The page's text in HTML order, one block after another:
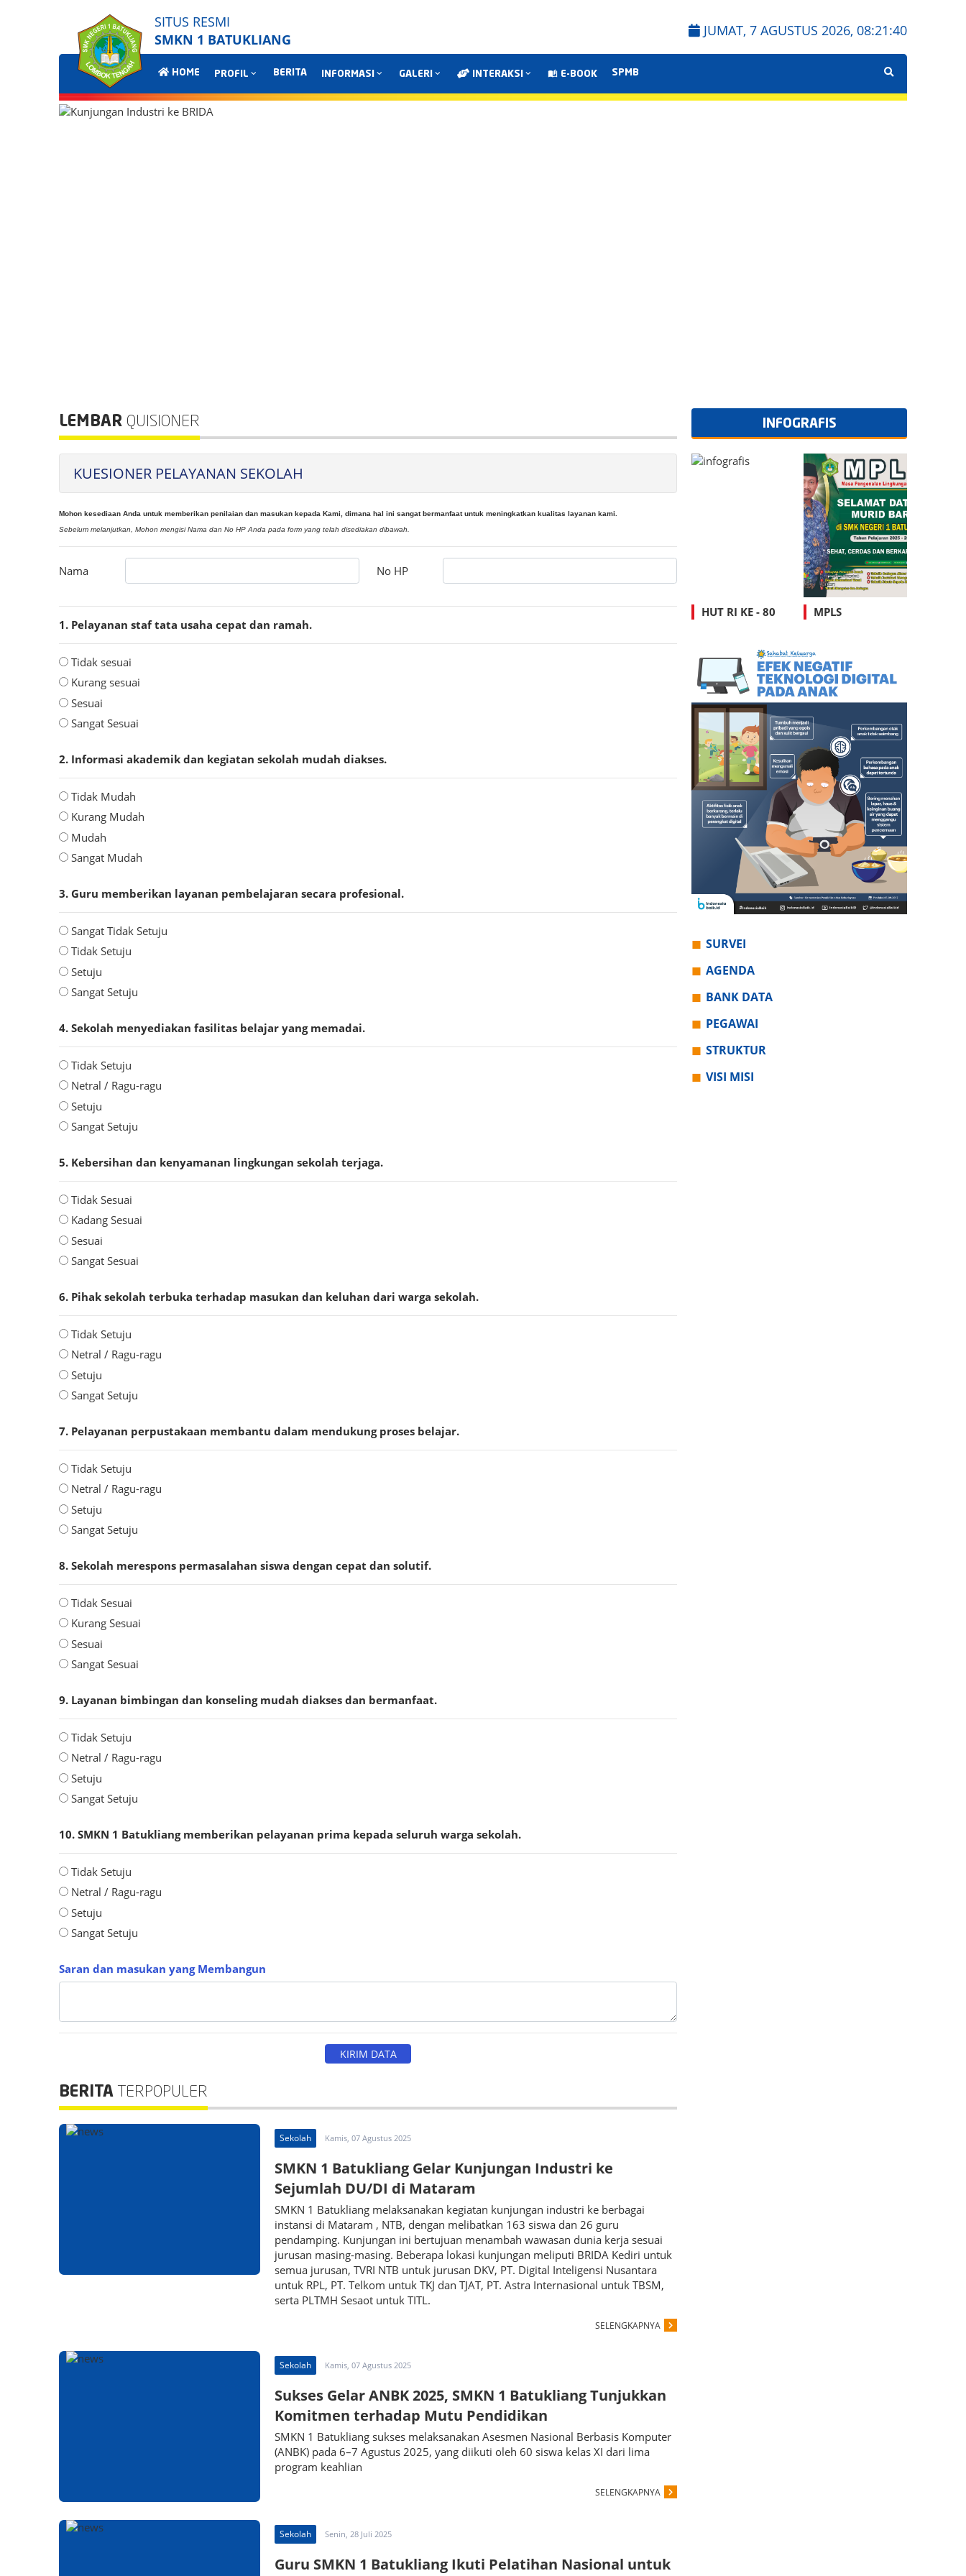
SITUS RESMI
SMKN 1 BATUKLIANG
JUMAT, 7 AGUSTUS 2026, 08:21:41
HOME PROFIL BERITA INFORMASI GALERI INTERAKSI E-BOOK SPMB
LEMBAR QUISIONER
KUESIONER PELAYANAN SEKOLAH
Mohon kesediaan Anda untuk memberikan penilaian dan masukan kepada Kami, dimana hal ini sangat bermanfaat untuk meningkatkan kualitas layanan kami.
Sebelum melanjutkan, Mohon mengisi Nama dan No HP Anda pada form yang telah disediakan dibawah.
Nama No HP
1. Pelayanan staf tata usaha cepat dan ramah.
Tidak sesuai
Kurang sesuai
Sesuai
Sangat Sesuai
2. Informasi akademik dan kegiatan sekolah mudah diakses.
Tidak Mudah
Kurang Mudah
Mudah
Sangat Mudah
3. Guru memberikan layanan pembelajaran secara profesional.
Sangat Tidak Setuju
Tidak Setuju
Setuju
Sangat Setuju
4. Sekolah menyediakan fasilitas belajar yang memadai.
Tidak Setuju
Netral / Ragu-ragu
Setuju
Sangat Setuju
5. Kebersihan dan kenyamanan lingkungan sekolah terjaga.
Tidak Sesuai
Kadang Sesuai
Sesuai
Sangat Sesuai
6. Pihak sekolah terbuka terhadap masukan dan keluhan dari warga sekolah.
Tidak Setuju
Netral / Ragu-ragu
Setuju
Sangat Setuju
7. Pelayanan perpustakaan membantu dalam mendukung proses belajar.
Tidak Setuju
Netral / Ragu-ragu
Setuju
Sangat Setuju
8. Sekolah merespons permasalahan siswa dengan cepat dan solutif.
Tidak Sesuai
Kurang Sesuai
Sesuai
Sangat Sesuai
9. Layanan bimbingan dan konseling mudah diakses dan bermanfaat.
Tidak Setuju
Netral / Ragu-ragu
Setuju
Sangat Setuju
10. SMKN 1 Batukliang memberikan pelayanan prima kepada seluruh warga sekolah.
Tidak Setuju
Netral / Ragu-ragu
Setuju
Sangat Setuju
Saran dan masukan yang Membangun
BERITA TERPOPULER
Sekolah Kamis, 07 Agustus 2025
SMKN 1 Batukliang Gelar Kunjungan Industri ke
Sejumlah DU/DI di Mataram
SMKN 1 Batukliang melaksanakan kegiatan kunjungan industri ke berbagai
instansi di Mataram , NTB, dengan melibatkan 163 siswa dan 26 guru
pendamping. Kunjungan ini bertujuan menambah wawasan dunia kerja sesuai
jurusan masing-masing. Beberapa lokasi kunjungan meliputi BRIDA Kediri untuk
semua jurusan, TVRI NTB untuk jurusan DKV, PT. Digital Inteligensi Nusantara
untuk RPL, PT. Telkom untuk TKJ dan TJAT, PT. Astra Internasional untuk TBSM,
serta PLTMH Sesaot untuk TITL.
SELENGKAPNYA
Sekolah Kamis, 07 Agustus 2025
Sukses Gelar ANBK 2025, SMKN 1 Batukliang Tunjukkan
Komitmen terhadap Mutu Pendidikan
SMKN 1 Batukliang sukses melaksanakan Asesmen Nasional Berbasis Komputer
(ANBK) pada 6–7 Agustus 2025, yang diikuti oleh 60 siswa kelas XI dari lima
program keahlian
SELENGKAPNYA
Sekolah Senin, 28 Juli 2025
Guru SMKN 1 Batukliang Ikuti Pelatihan Nasional untuk
INFOGRAFIS
HUT RI KE - 80 MPLS
SURVEI
AGENDA
BANK DATA
PEGAWAI
STRUKTUR
VISI MISI